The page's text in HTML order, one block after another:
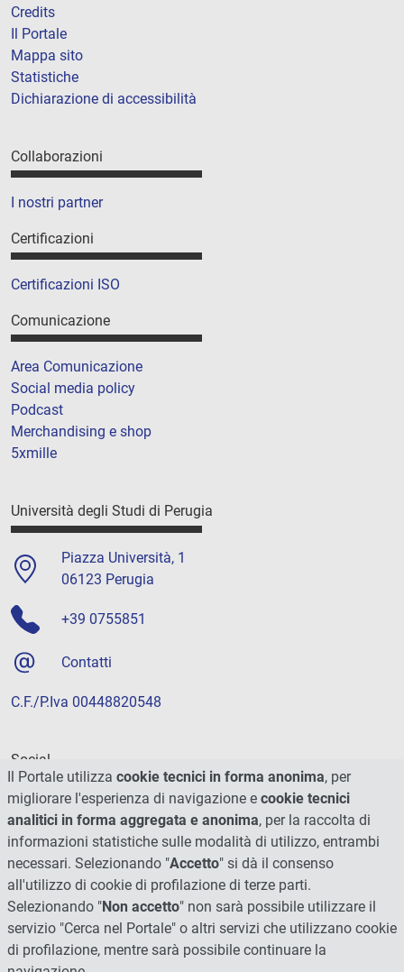
Credits
Il Portale
Mappa sito
Statistiche
Dichiarazione di accessibilità
Collaborazioni
I nostri partner
Certificazioni
Certificazioni ISO
Comunicazione
Area Comunicazione
Social media policy
Podcast
Merchandising e shop
5xmille
Università degli Studi di Perugia
Piazza Università, 1
06123 Perugia
+39 0755851
Contatti
C.F./P.Iva 00448820548
Social
Il Portale utilizza cookie tecnici in forma anonima, per
migliorare l'esperienza di navigazione e cookie tecnici
analitici in forma aggregata e anonima, per la raccolta di
informazioni statistiche sulle modalità di utilizzo, entrambi
necessari. Selezionando "Accetto" si dà il consenso
all'utilizzo di cookie di profilazione di terze parti.
Selezionando "Non accetto" non sarà possibile utilizzare il
servizio "Cerca nel Portale" o altri servizi che utilizzano cookie
di profilazione, mentre sarà possibile continuare la